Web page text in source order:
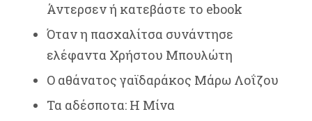
Άντερσενή κατεβάστε το ebook
Όταν η πασχαλίτσα συνάντησε
ελέφαντα Χρήστου Μπουλώτη
Ο αθάνατος γαϊδαράκος Μάρω Λοΐζου
Τα αδέσποτα: Η Μίνα